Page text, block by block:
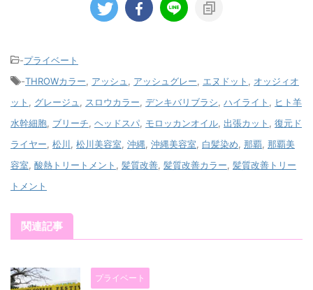
-プライベート
-THROWカラー アッシュ アッシュグレー エヌドット
オッジィオ
ット
グレージュ スロウカラー デンキバリブラシ ハイライト
ヒト羊
水幹細胞 ブリーチ ヘッドスパ モロッカンオイル 出張カット
復元ド
ライヤー 松川 松川美容室 沖縄 沖縄美容室 白髪染め 那覇 那覇美
容室 酸熱トリートメント 髪質改善 髪質改善カラー 髪質改善トリー
トメント
関連記事
プライベート